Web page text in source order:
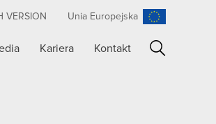
VERSION Unia Europejska
Kariera Kontakt